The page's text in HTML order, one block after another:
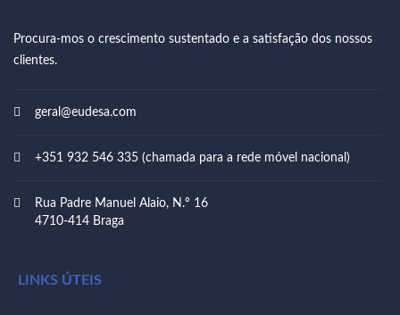
Procura-mos o crescimento sustentado e a satisfação dos nossos
clientes.
geral@eudesa.com
+351 932 546 335 (chamada para a rede móvel nacional)
Rua Padre Manuel Alaio, N.º 16
4710-414 Braga
LINKS ÚTEIS